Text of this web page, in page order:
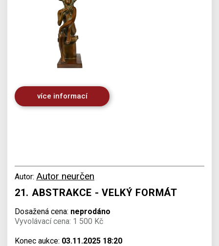
více informací
Autor: Autor neurčen
21. ABSTRAKCE - VELKÝ FORMÁT
Dosažená cena: neprodáno
Vyvolávací cena: 1 500 Kč
Konec aukce: 03.11.2025 18:20